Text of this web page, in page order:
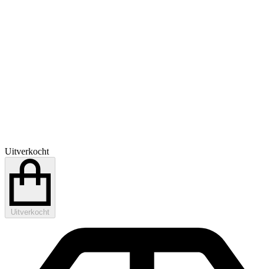
Uitverkocht
Uitverkocht